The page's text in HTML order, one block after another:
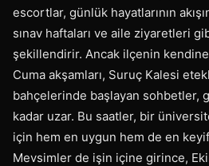
escortlar, günlük hayatlarının
sınav haftaları ve aile ziyaretleri
şekillendirir. Ancak ilçenin
Cuma akşamları, Suruç Kalesi
bahçelerinde başlayan sohbetler,
kadar uzar. Bu saatler, bir
için hem en uygun hem de en
Mevsimler de işin içine girince,